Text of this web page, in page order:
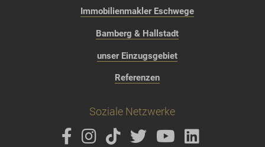
Immobilienmakler Eschwege
Bamberg & Hallstadt
unser Einzugsgebiet
Referenzen
Soziale Netzwerke